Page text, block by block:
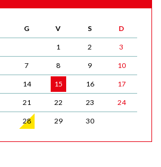
G V S D
1 2 3
7 8 9 10
14 15 16 17
21 22 23 24
28 29 30